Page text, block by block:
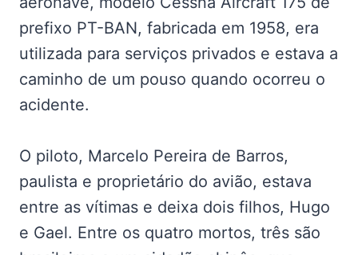
prefixo PT-BAN, fabricada em 1958, era
utilizada para serviços privados e estava a
caminho de um pouso quando ocorreu o
acidente.
O piloto, Marcelo Pereira de Barros,
paulista e proprietário do avião, estava
entre as vítimas e deixa dois filhos, Hugo
e Gael. Entre os quatro mortos, três são